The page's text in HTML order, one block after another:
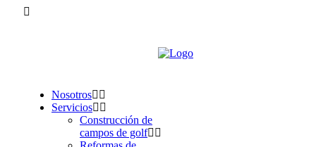
Nosotros
Servicios
Construcción de
campos de golf